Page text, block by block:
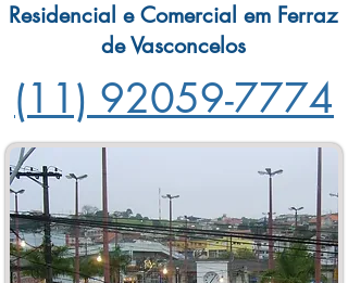
Residencial e Comercial em Ferraz
de Vasconcelos
(11) 92059-7774